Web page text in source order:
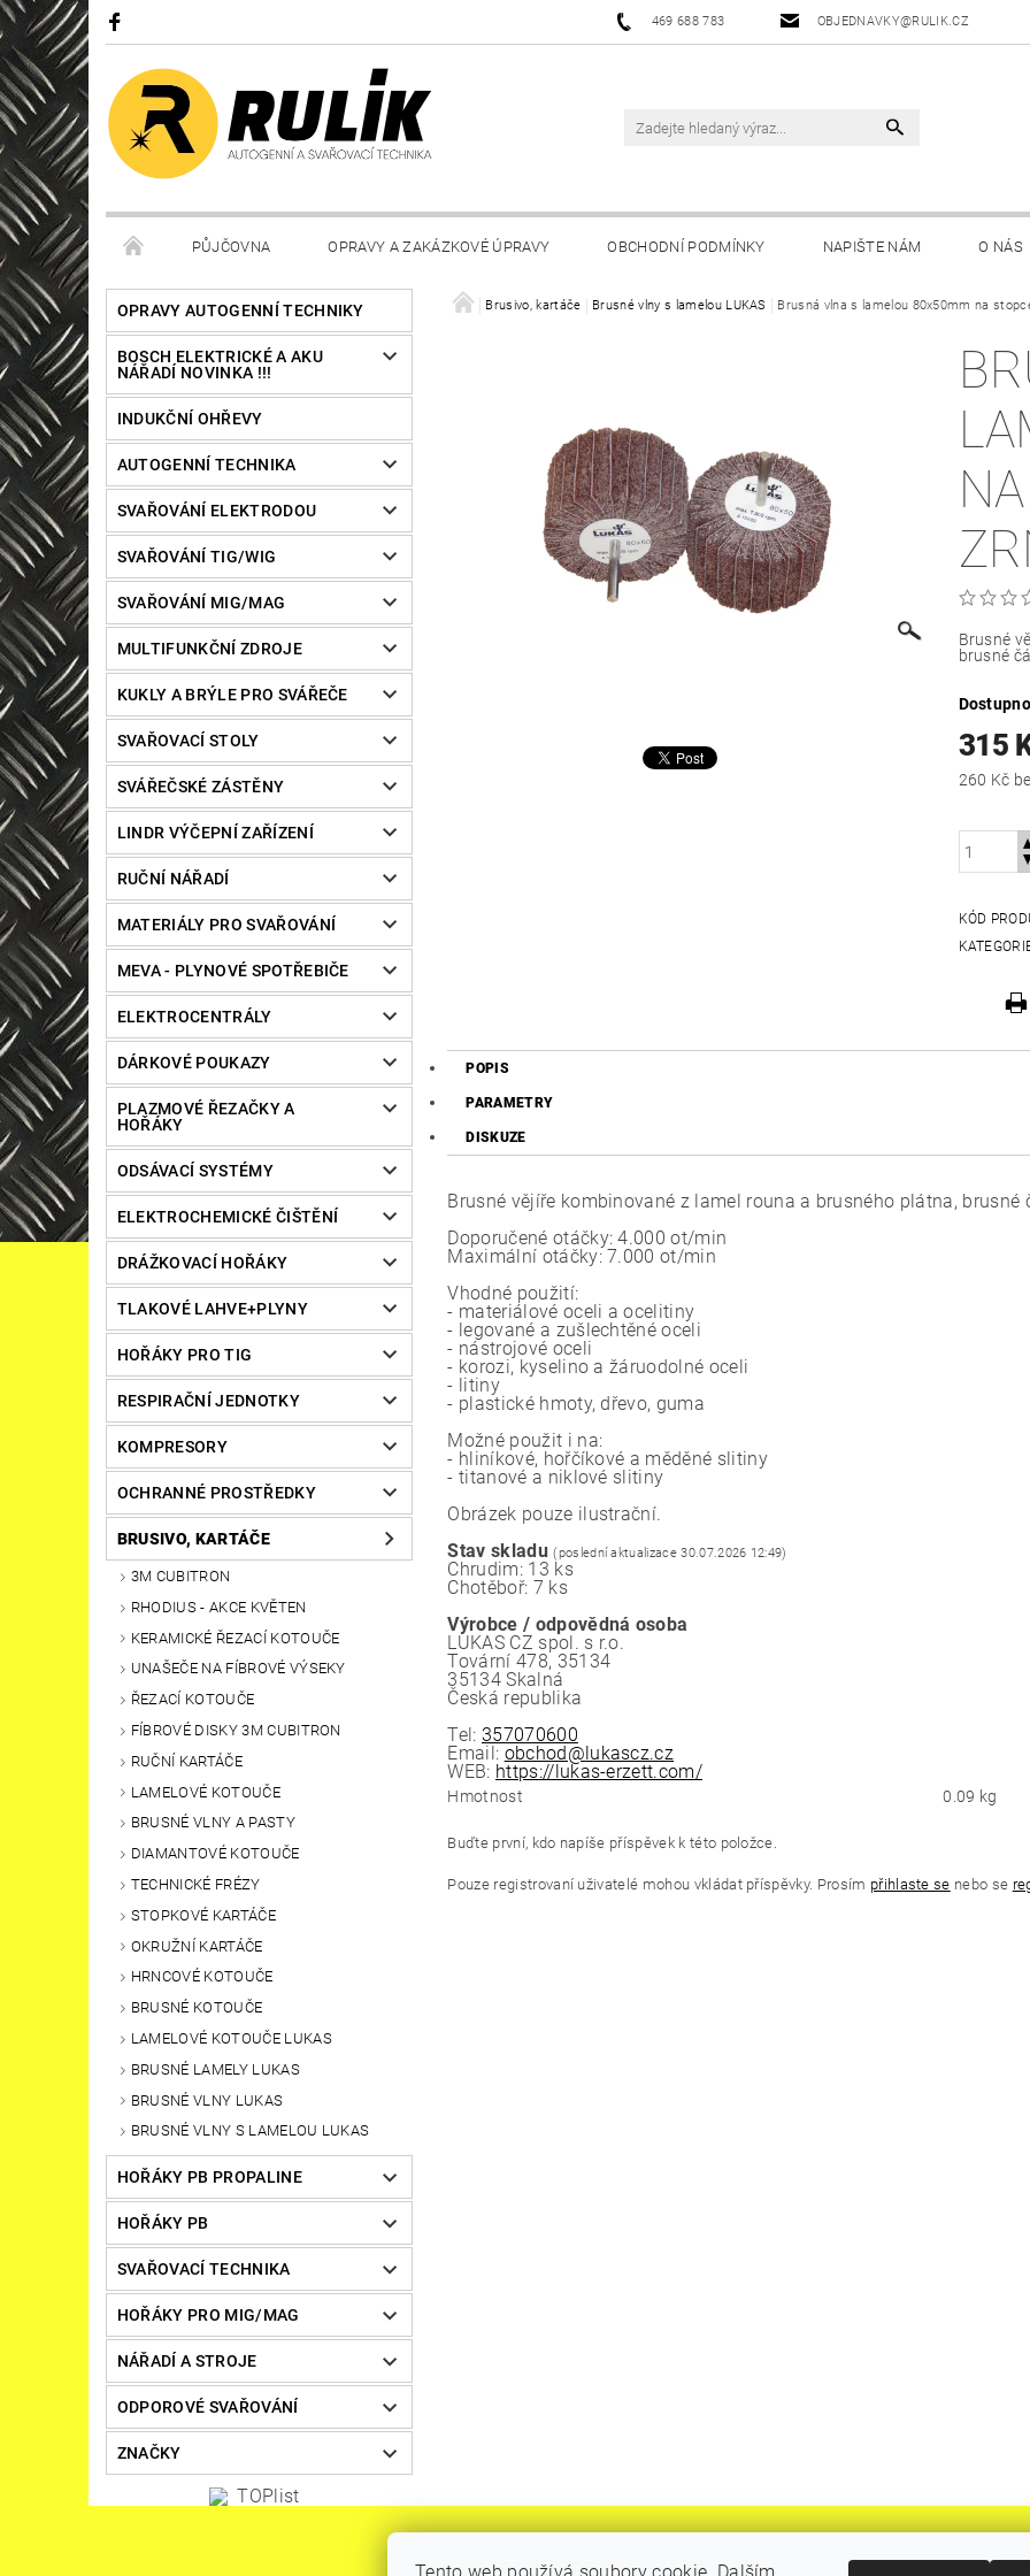
469 688 783 OBJEDNAVKY@RULIK.CZ
PŮJČOVNA OPRAVY A ZAKÁZKOVÉ ÚPRAVY OBCHODNÍ PODMÍNKY NAPIŠTE NÁM O NÁS
OPRAVY AUTOGENNÍ TECHNIKY
BOSCH ELEKTRICKÉ A AKU
NÁŘADÍ NOVINKA !!!
INDUKČNÍ OHŘEVY
AUTOGENNÍ TECHNIKA
SVAŘOVÁNÍ ELEKTRODOU
SVAŘOVÁNÍ TIG/WIG
SVAŘOVÁNÍ MIG/MAG
MULTIFUNKČNÍ ZDROJE
KUKLY A BRÝLE PRO SVÁŘEČE
SVAŘOVACÍ STOLY
SVÁŘEČSKÉ ZÁSTĚNY
LINDR VÝČEPNÍ ZAŘÍZENÍ
RUČNÍ NÁŘADÍ
MATERIÁLY PRO SVAŘOVÁNÍ
MEVA - PLYNOVÉ SPOTŘEBIČE
ELEKTROCENTRÁLY
DÁRKOVÉ POUKAZY
PLAZMOVÉ ŘEZAČKY A
HOŘÁKY
ODSÁVACÍ SYSTÉMY
ELEKTROCHEMICKÉ ČIŠTĚNÍ
DRÁŽKOVACÍ HOŘÁKY
TLAKOVÉ LAHVE+PLYNY
HOŘÁKY PRO TIG
RESPIRAČNÍ JEDNOTKY
KOMPRESORY
OCHRANNÉ PROSTŘEDKY
BRUSIVO, KARTÁČE
3M CUBITRON
RHODIUS - AKCE KVĚTEN
KERAMICKÉ ŘEZACÍ KOTOUČE
UNAŠEČE NA FÍBROVÉ VÝSEKY
ŘEZACÍ KOTOUČE
FÍBROVÉ DISKY 3M CUBITRON
RUČNÍ KARTÁČE
LAMELOVÉ KOTOUČE
BRUSNÉ VLNY A PASTY
DIAMANTOVÉ KOTOUČE
TECHNICKÉ FRÉZY
STOPKOVÉ KARTÁČE
OKRUŽNÍ KARTÁČE
HRNCOVÉ KOTOUČE
BRUSNÉ KOTOUČE
LAMELOVÉ KOTOUČE LUKAS
BRUSNÉ LAMELY LUKAS
BRUSNÉ VLNY LUKAS
BRUSNÉ VLNY S LAMELOU LUKAS
HOŘÁKY PB PROPALINE
HOŘÁKY PB
SVAŘOVACÍ TECHNIKA
HOŘÁKY PRO MIG/MAG
NÁŘADÍ A STROJE
ODPOROVÉ SVAŘOVÁNÍ
ZNAČKY
Brusivo, kartáče Brusné vlny s lamelou LUKAS Brusná vlna s lamelou 80x50mm na
Brusné
brusné
315
KÓD
POPIS
PARAMETRY
DISKUZE
Brusné vějíře kombinované z lamel rouna a brusného plátna,
Doporučené otáčky: 4.000 ot/min
Maximální otáčky: 7.000 ot/min
Vhodné použití:
- materiálové oceli a ocelitiny
- legované a zušlechtěné oceli
- nástrojové oceli
- korozi, kyselino a žáruodolné oceli
- litiny
- plastické hmoty, dřevo, guma
Možné použit i na:
- hliníkové, hořčíkové a měděné slitiny
- titanové a niklové slitiny
Obrázek pouze ilustrační.
Stav skladu (poslední aktualizace 30.07.2026 12:49)
Chrudim: 13 ks
Chotěboř: 7 ks
Výrobce / odpovědná osoba
LUKAS CZ spol. s r.o.
Tovární 478, 35134
35134 Skalná
Česká republika
Tel:357070600
Email: obchod@lukascz.cz
WEB: https://lukas-erzett.com/
Hmotnost 0.09 kg
Buďte první, kdo napíše příspěvek k této položce.
Pouze registrovaní uživatelé mohou vkládat příspěvky. Prosím přihlaste se nebo se